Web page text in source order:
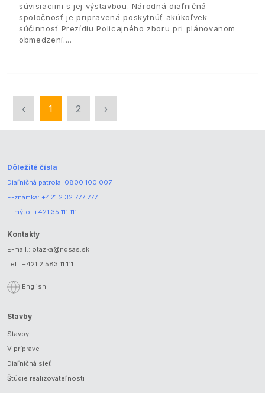
súvisiacimi s jej výstavbou. Národná diaľničná
spoločnosť je pripravená poskytnúť akúkoľvek
súčinnosť Prezídiu Policajného zboru pri plánovanom
obmedzení.
‹ 1 2 ›
Dôležité čísla
Diaľničná patrola: 0800 100 007
E-známka: +421 2 32 777 777
E-mýto: +421 35 111 111
Kontakty
E-mail.: otazka@ndsas.sk
Tel.: +421 2 583 11 111
English
Stavby
Stavby
V príprave
Diaľničná sieť
Štúdie realizovateľnosti